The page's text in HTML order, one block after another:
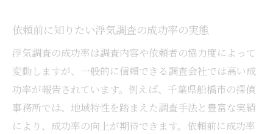
依頼前に知りたい浮気調査の成功率の実態
浮気調査の成功率は調査内容や依頼者の協力度によって
変動しますが、一般的に信頼できる調査会社では高い成
功率が報告されています。例えば、千葉県船橋市の探偵
事務所では、地域特性を踏まえた調査手法と豊富な実績
により、成功率の向上が期待できます。依頼前に成功率